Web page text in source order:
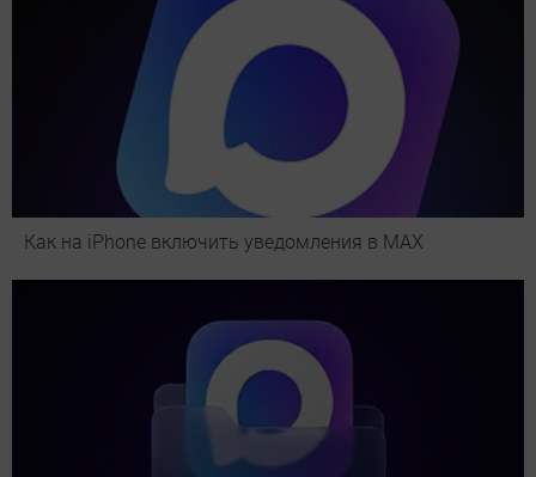
Как на iPhone включить уведомления в MAX